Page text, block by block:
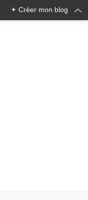
+ Créer mon blog